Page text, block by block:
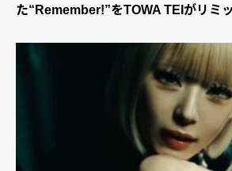
た“Remember!”をTOWA TEIがリミ